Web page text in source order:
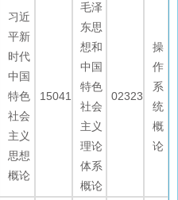
习近
平新
时代
中国
特色
社会
主义
思想
概论
15041
毛泽
东思
想和
中国
特色
社会
主义
理论
体系
概论
02323
操
作
系
统
概
论